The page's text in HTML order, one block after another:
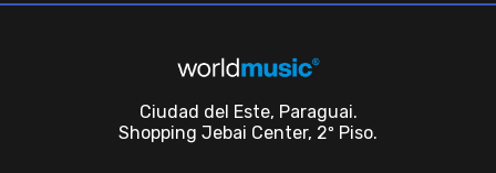
Ciudad del Este, Paraguai.
Shopping Jebai Center, 2º Piso.